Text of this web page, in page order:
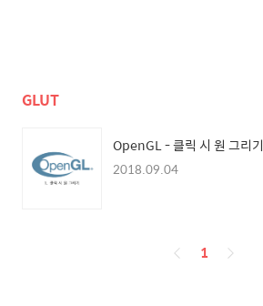
GLUT
OpenGL - 클릭 시 원 그리기
2018.09.04
페
1